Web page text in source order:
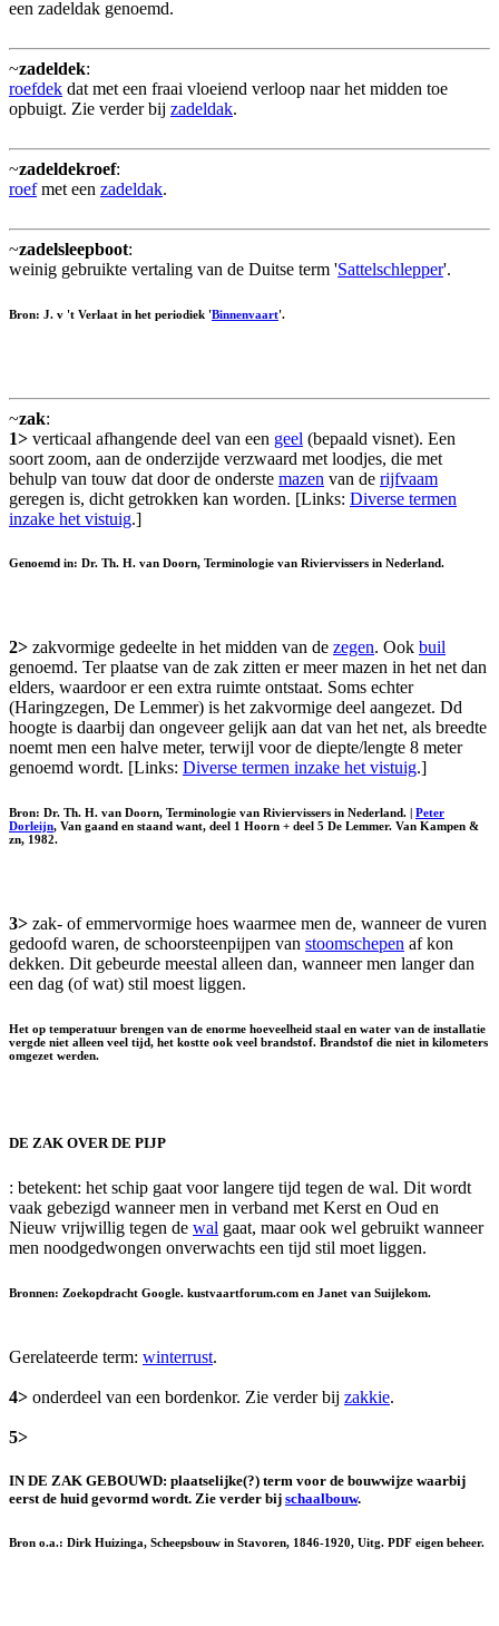
een zadeldak genoemd.
~zadeldek:
roefdek dat met een fraai vloeiend verloop naar het midden toe
opbuigt. Zie verder bij zadeldak.
~zadeldekroef:
roefmet een zadeldak.
~zadelsleepboot:
weinig gebruikte vertaling van de Duitse term 'Sattelschlepper'.
Bron: J. v 't Verlaat in het periodiek 'Binnenvaart'.
~zak:
1> verticaal afhangende deel van een geel (bepaald visnet). Een
soort zoom, aan de onderzijde verzwaard met loodjes, die met
behulp van touw dat door de onderste mazen van de rijfvaam
geregen is, dicht getrokken kan worden. [Links: Diverse termen
inzake het vistuig.]
Genoemd in: Dr. Th. H. van Doorn, Terminologie van Riviervissers in Nederland.
2> zakvormige gedeelte in het midden van de zegen. Ook buil
genoemd. Ter plaatse van de zak zitten er meer mazen in het net dan
elders, waardoor er een extra ruimte ontstaat. Soms echter
(Haringzegen, De Lemmer) is het zakvormige deel aangezet. Dd
hoogte is daarbij dan ongeveer gelijk aan dat van het net, als breedte
noemt men een halve meter, terwijl voor de diepte/lengte 8 meter
genoemd wordt. [Links: Diverse termen inzake het vistuig.]
Bron: Dr. Th. H. van Doorn, Terminologie van Riviervissers in Nederland. | Peter
Dorleijn, Van gaand en staand want, deel 1 Hoorn + deel 5 De Lemmer. Van Kampen &
zn, 1982.
3> zak- of emmervormige hoes waarmee men de, wanneer de vuren
gedoofd waren, de schoorsteenpijpen van stoomschepen af kon
dekken. Dit gebeurde meestal alleen dan, wanneer men langer dan
een dag (of wat) stil moest liggen.
Het op temperatuur brengen van de enorme hoeveelheid staal en water van de installatie
vergde niet alleen veel tijd, het kostte ook veel brandstof. Brandstof die niet in kilometers
omgezet werden.
DE ZAK OVER DE PIJP
: betekent: het schip gaat voor langere tijd tegen de wal. Dit wordt
vaak gebezigd wanneer men in verband met Kerst en Oud en
Nieuw vrijwillig tegen de wal gaat, maar ook wel gebruikt wanneer
men noodgedwongen onverwachts een tijd stil moet liggen.
Bronnen: Zoekopdracht Google. kustvaartforum.com en Janet van Suijlekom.
Gerelateerde term: winterrust.
4> onderdeel van een bordenkor. Zie verder bij zakkie.
5>
IN DE ZAK GEBOUWD: plaatselijke(?) term voor de bouwwijze waarbij
eerst de huid gevormd wordt. Zie verder bij schaalbouw.
Bron o.a.: Dirk Huizinga, Scheepsbouw in Stavoren, 1846-1920, Uitg. PDF eigen beheer.